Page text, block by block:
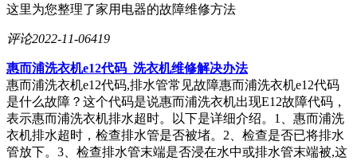
这里为您整理了家用电器的故障维修方法
评论2022-11-06419
惠而浦洗衣机e12代码_洗衣机维修解决办法
惠而浦洗衣机e12代码,排水管常见故障惠而浦洗衣机e12代码
是什么故障？这个代码是说惠而浦洗衣机出现E12故障代码，
表示惠而浦洗衣机排水超时。以下是详细介绍。1、惠而浦洗
衣机排水超时，检查排水管是否被堵。2、检查是否已将排水
管放下。3、检查排水管末端是否浸在水中或排水管末端被,这